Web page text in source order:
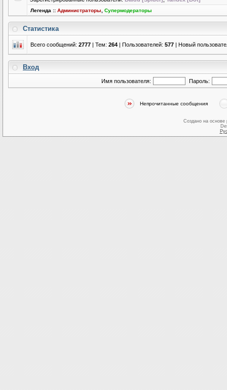
Легенда :: Администраторы Супермодераторы
Статистика
Всего сообщений: 2777 | Тем: 264 | Пользователей: 577 | Новый
Вход
Имя пользователя: Пароль:
Непрочитанные сообщения
Создано на основе